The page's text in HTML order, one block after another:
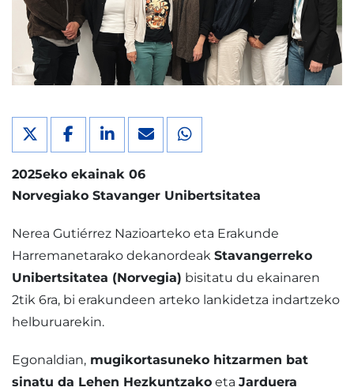
2025eko ekainak 06
Norvegiako Stavanger Unibertsitatea
Nerea Gutiérrez Nazioarteko eta Erakunde
Harremanetarako dekanordeak Stavangerreko
Unibertsitatea (Norvegia) bisitatu du ekainaren
2tik 6ra, bi erakundeen arteko lankidetza indartzeko
helburuarekin.
Egonaldian, mugikortasuneko hitzarmen bat
sinatu da Lehen Hezkuntzako eta Jarduera